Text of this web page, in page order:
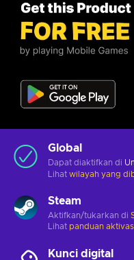
Global
Dapat diaktifkan di
Lihat wilayah yang
Steam
Aktifkan/tukarkan di
Lihat panduan
Kunci digital